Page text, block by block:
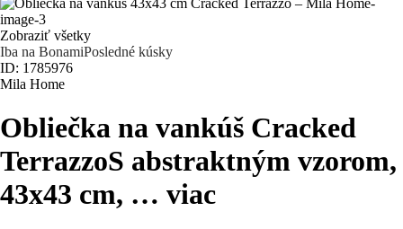
Zobraziť všetky
Iba na BonamiPosledné kúsky
ID: 1785976
Mila Home
Obliečka na vankúš Cracked
TerrazzoS abstraktným vzorom,
43x43 cm, … viac